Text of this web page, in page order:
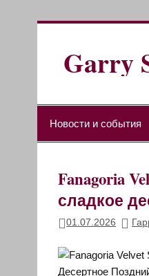
Перейти
Garry
Новости и события
Fanagoria
сладкое
01.07.2026